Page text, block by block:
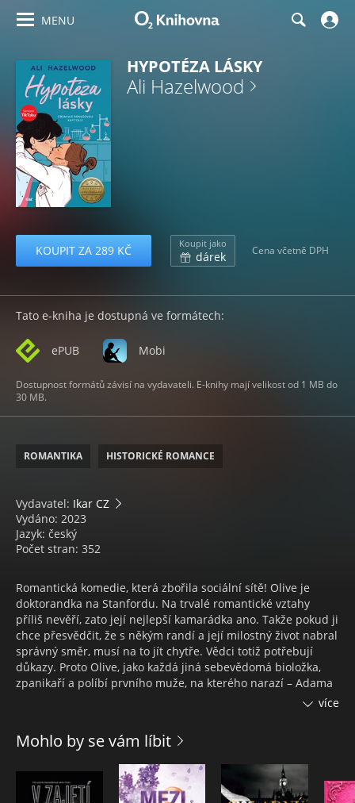
MENU
HYPOTÉZA LÁSKY
Ali Hazelwood
KOUPIT ZA 289 KČ Koupit jako
dárek Cena včetně DPH
Tato e-kniha je dostupná ve formátech:
ePUB Mobi
Dostupnost formátů závisí na vydavateli. E-knihy mají velikost od 1 MB do
30 MB.
ROMANTIKA HISTORICKÉ ROMANCE
Vydavatel: Ikar CZ
Vydáno: 2023
Jazyk: český
Počet stran: 352
Romantická komedie, která zbořila sociální sítě! Olive je
doktorandka na Stanfordu. Na trvalé romantické vztahy
příliš nevěří, zato její nejlepší kamarádka ano. Takže pokud ji
chce přesvědčit, že s někým randí a její milostný život nabral
správný směr, musí na to jít chytře. Vědci totiž potřebují
důkazy. Proto Olive, jako každá jiná sebevědomá bioložka,
zpanikaří a políbí prvního muže, na kterého narazí – Adama
Carlsena. Mladý, v oboru uznávaný profesor má pověst
vyvinout v něco víc? Kniha obsahuje také bonusovou
více
Mohlo by se vám líbit